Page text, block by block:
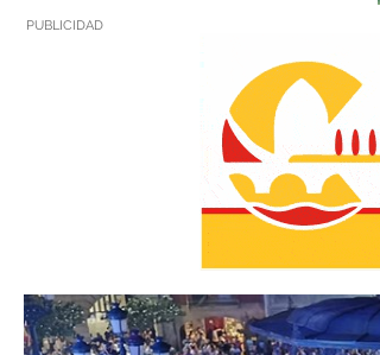
PUBLICIDAD